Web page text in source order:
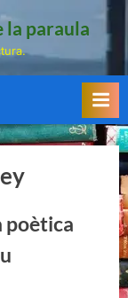
la paraula
poètica